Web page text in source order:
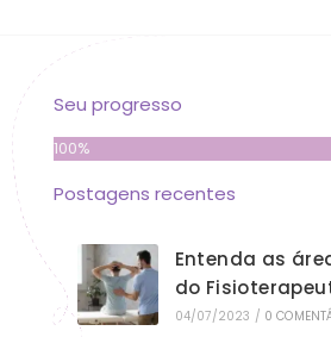
Seu progresso
100%
Postagens recentes
Entenda as
do
04/07/2023 / 0